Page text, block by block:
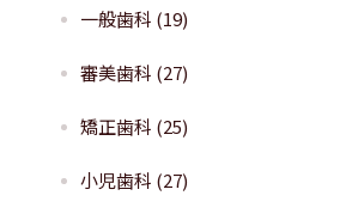
一般歯科 (19)
審美歯科 (27)
矯正歯科 (25)
小児歯科 (27)